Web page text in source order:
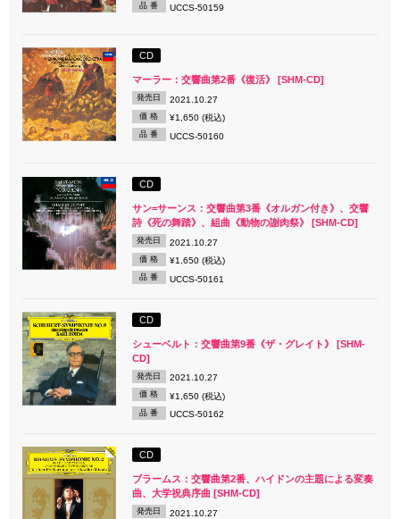
品 番 UCCS-50159
CD
マーラー：交響曲第2番《復活》 [SHM-CD]
発売日 2021.10.27
価 格 ¥1,650 (税込)
品 番 UCCS-50160
CD
サン=サーンス：交響曲第3番《オルガン付き》、交響
詩《死の舞踏》、組曲《動物の謝肉祭》 [SHM-CD]
発売日 2021.10.27
価 格 ¥1,650 (税込)
品 番 UCCS-50161
CD
シューベルト：交響曲第9番《ザ・グレイト》 [SHM-
CD]
発売日 2021.10.27
価 格 ¥1,650 (税込)
品 番 UCCS-50162
CD
ブラームス：交響曲第2番、ハイドンの主題による変奏
曲、大学祝典序曲 [SHM-CD]
発売日 2021.10.27